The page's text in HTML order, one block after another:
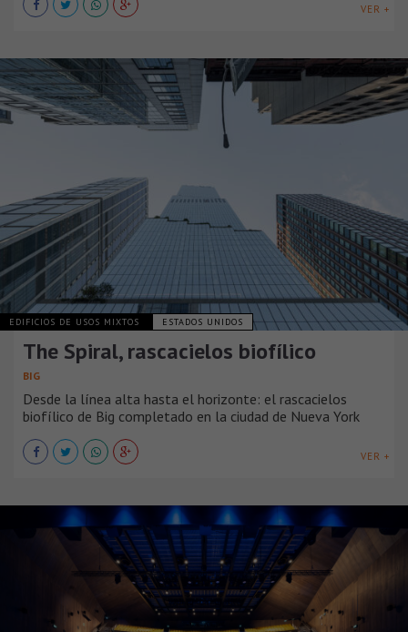
VER +
EDIFICIOS DE USOS MIXTOS ESTADOS UNIDOS
The Spiral, rascacielos biofílico
BIG
Desde la línea alta hasta el horizonte: el rascacielos
biofílico de Big completado en la ciudad de Nueva York
VER +